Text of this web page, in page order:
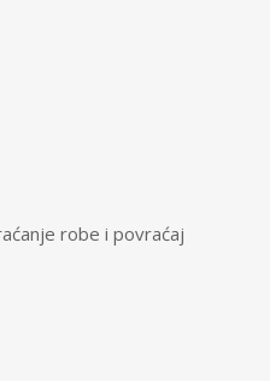
robe i povraćaj